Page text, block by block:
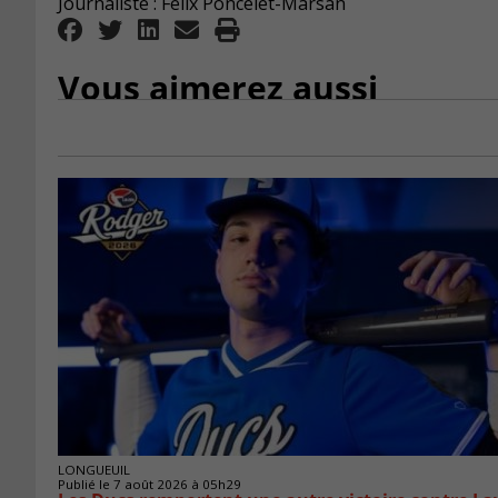
Vous aimerez aussi
LONGUEUIL
Publié le 7 août 2026 à 05h29